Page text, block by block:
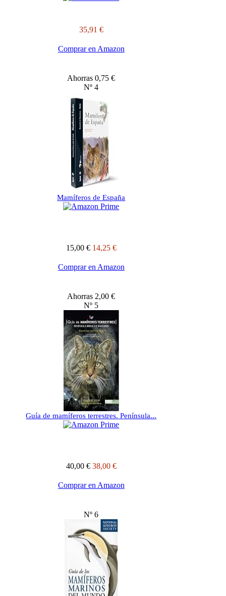
35,91 €
Comprar en Amazon
Ahorras 0,75 €
Nº 4
Mamíferos de España
15,00 € 14,25 €
Comprar en Amazon
Ahorras 2,00 €
Nº 5
Guía de mamíferos terrestres. Península...
40,00 € 38,00 €
Comprar en Amazon
Nº 6